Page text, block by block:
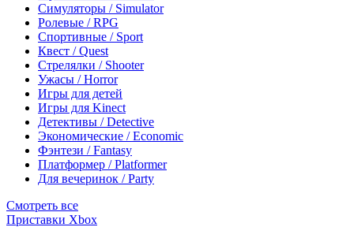
Симуляторы / Simulator
Ролевые / RPG
Спортивные / Sport
Квест / Quest
Стрелялки / Shooter
Ужасы / Horror
Игры для детей
Игры для Kinect
Детективы / Detective
Экономические / Economic
Фэнтези / Fantasy
Платформер / Platformer
Для вечеринок / Party
Смотреть все
Приставки Xbox